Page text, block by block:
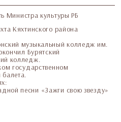
Министра культуры РБ
Кяхтинского района
музыкальный колледж им.
Бурятский
колледж.
государственном
песни «Зажги свою звезду»